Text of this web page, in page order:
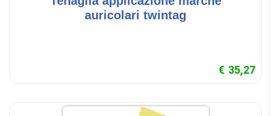
auricolari twintag
€ 35,27